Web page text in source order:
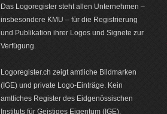
Das Logoregister steht allen Unternehmen –
insbesondere KMU – für die Registrierung
und Publikation ihrer Logos und Signete zur
Verfügung.
Logoregister.ch zeigt amtliche Bildmarken
(IGE) und private Logo-Einträge. Kein
amtliches Register des Eidgenössischen
Instituts für Geistiges Eigentum (IGE).